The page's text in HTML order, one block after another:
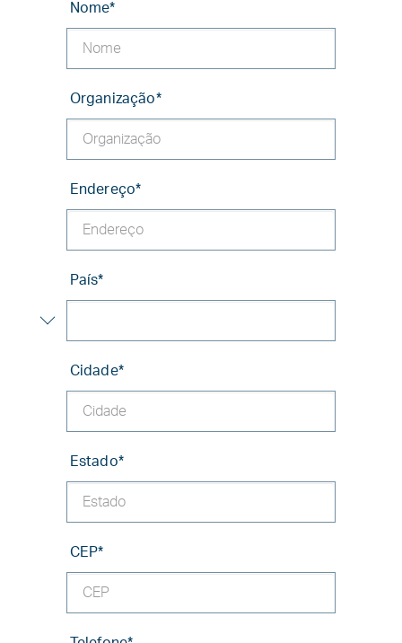
Nome*
Organização*
Endereço*
País*
Cidade*
Estado*
CEP*